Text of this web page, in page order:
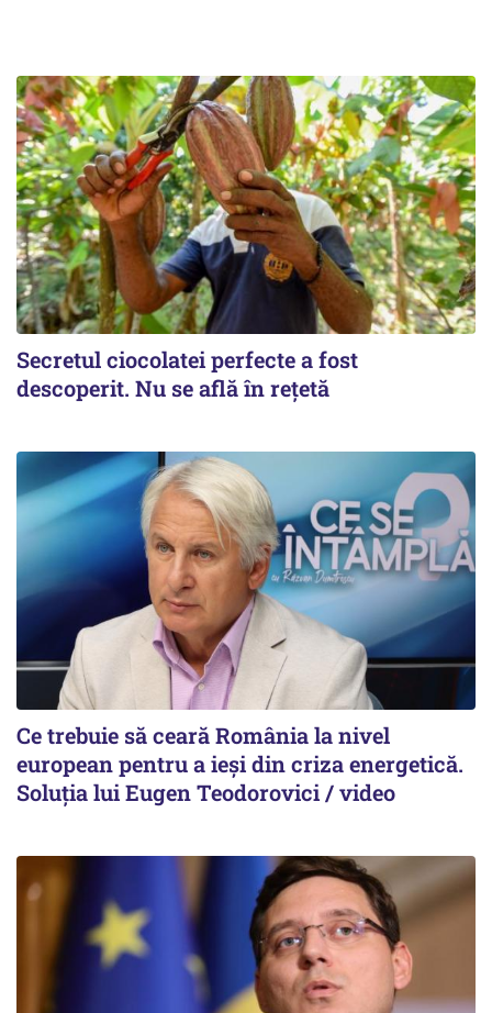
Secretul ciocolatei perfecte a fost
descoperit. Nu se află în rețetă
Ce trebuie să ceară România la nivel
european pentru a ieși din criza energetică.
Soluția lui Eugen Teodorovici / video